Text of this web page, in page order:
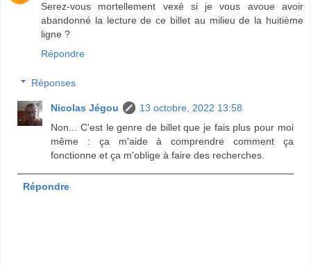
Serez-vous mortellement vexé si je vous avoue avoir
abandonné la lecture de ce billet au milieu de la huitième
ligne ?
Répondre
Réponses
Nicolas Jégou
13 octobre, 2022 13:58
Non... C'est le genre de billet que je fais plus pour moi
même : ça m'aide à comprendre comment ça
fonctionne et ça m'oblige à faire des recherches.
Répondre